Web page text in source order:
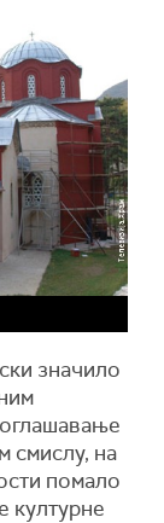
значило
смислу, на
помало
културне